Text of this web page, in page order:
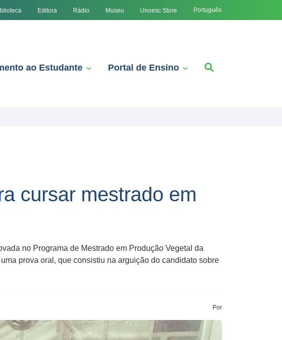
Editora Rádio Museu Unoesc Store Português
ao Estudante Portal de Ensino
cursar mestrado em
no Programa de Mestrado em Produção Vegetal da
prova oral, que consistiu na arguição do candidato sobre
Por